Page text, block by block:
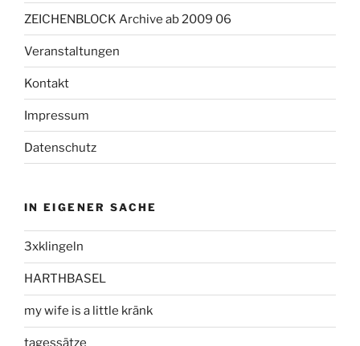
ZEICHENBLOCK Archive ab 2009 06
Veranstaltungen
Kontakt
Impressum
Datenschutz
IN EIGENER SACHE
3xklingeln
HARTHBASEL
my wife is a little kränk
tagessätze